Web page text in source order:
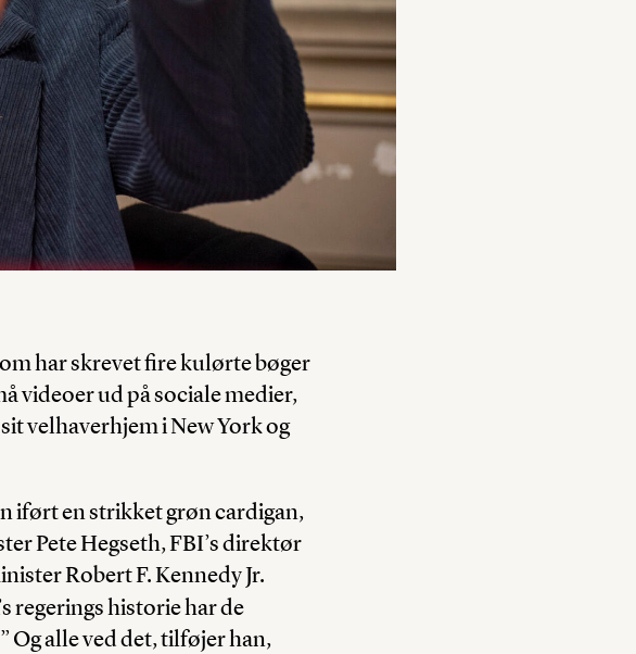
har skrevet fire kulørte bøger
videoer ud på sociale medier,
velhaverhjem i New York og
iført en strikket grøn cardigan,
Pete Hegseth, FBI’s direktør
Robert F. Kennedy Jr.
regerings historie har de
Og alle ved det, tilføjer han,